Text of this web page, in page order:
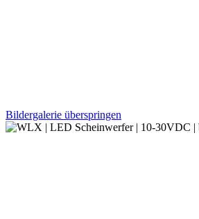
Bildergalerie überspringen